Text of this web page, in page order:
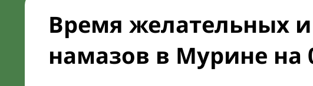
Время желательных
намазов в Мурине на